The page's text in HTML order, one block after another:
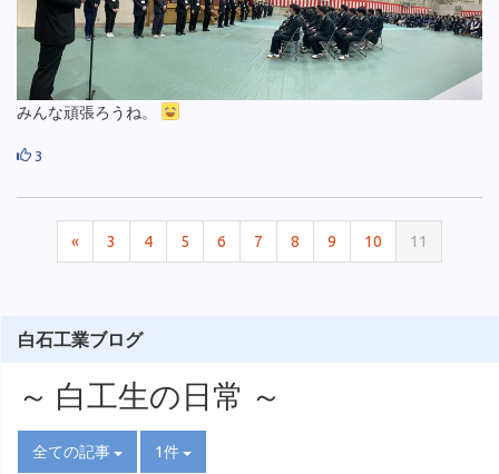
みんな頑張ろうね。
3
« 3 4 5 6 7 8 9 10 11
白石工業ブログ
～ 白工生の日常 ～
全ての記事 1件